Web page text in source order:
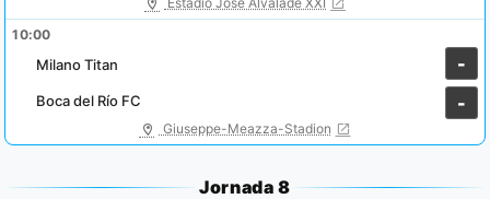
10:00
Milano Titan
-
-
Boca del Río FC
Giuseppe-Meazza-Stadion
Jornada 8